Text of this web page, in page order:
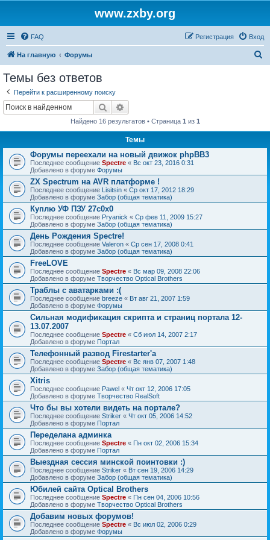
www.zxby.org
FAQ Вход
Регистрация
На главную Форумы
Темы без ответов
Перейти к расширенному поиску
Поиск
Найдено 16 результатов • Страница 1 из 1
Темы
Форумы переехали на новый движок phpBB3
Последнее сообщение Spectre « Вс окт 23, 2016 0:31
Добавлено в форуме Форумы
ZX Spectrum на AVR платформе !
Последнее сообщение Lisitsin « Ср окт 17, 2012 18:29
Добавлено в форуме Забор (общая тематика)
Куплю УФ ПЗУ 27с0х0
Последнее сообщение Pryanick « Ср фев 11, 2009 15:27
Добавлено в форуме Забор (общая тематика)
День Рождения Spectre!
Последнее сообщение Valeron « Ср сен 17, 2008 0:41
Добавлено в форуме Забор (общая тематика)
FreeLOVE
Последнее сообщение Spectre « Вс мар 09, 2008 22:06
Добавлено в форуме Творчество Optical Brothers
Траблы с аватарками :(
Последнее сообщение breeze « Вт авг 21, 2007 1:59
Добавлено в форуме Форумы
Сильная модификация скрипта и страниц портала 12-
13.07.2007
Последнее сообщение Spectre « Сб июл 14, 2007 2:17
Добавлено в форуме Портал
Телефонный развод Firestarter'а
Последнее сообщение Spectre « Вс янв 07, 2007 1:48
Добавлено в форуме Забор (общая тематика)
Xitris
Последнее сообщение Pawel « Чт окт 12, 2006 17:05
Добавлено в форуме Творчество RealSoft
Что бы вы хотели видеть на портале?
Последнее сообщение Striker « Чт окт 05, 2006 14:52
Добавлено в форуме Портал
Переделана админка
Последнее сообщение Spectre « Пн окт 02, 2006 15:34
Добавлено в форуме Портал
Выездная сессия минской поинтовки :)
Последнее сообщение Striker « Вт сен 19, 2006 14:29
Добавлено в форуме Забор (общая тематика)
Юбилей сайта Optical Brothers
Последнее сообщение Spectre « Пн сен 04, 2006 10:56
Добавлено в форуме Творчество Optical Brothers
Добавим новых форумов!
Последнее сообщение Spectre « Вс июл 02, 2006 0:29
Добавлено в форуме Форумы